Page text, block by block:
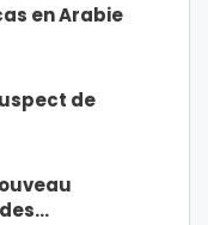
en Arabie
de